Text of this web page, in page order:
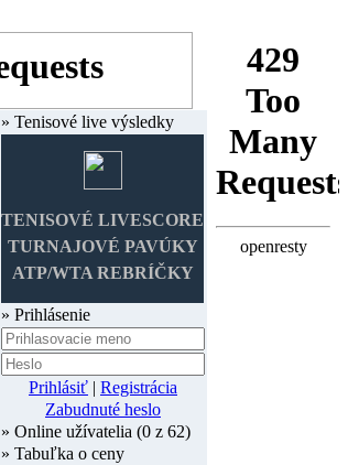
» Tenisové live výsledky
TENISOVÉ LIVESCORE
TURNAJOVÉ PAVÚKY
ATP/WTA REBRÍČKY
» Prihlásenie
Prihlásiť | Registrácia
Zabudnuté heslo
» Online užívatelia (0 z 62)
» Tabuľka o ceny